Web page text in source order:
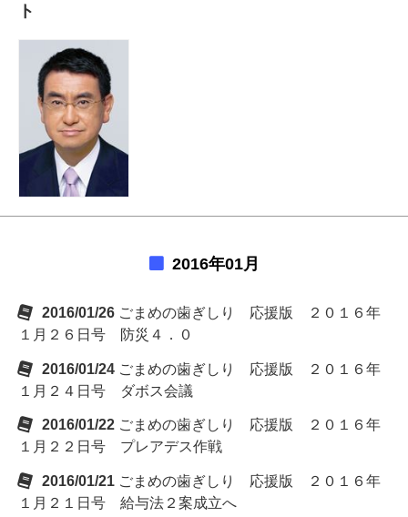
ト
2016年01月
2016/01/26 ごまめの歯ぎしり 応援版 ２０１６年
１月２６日号 防災４．０
2016/01/24 ごまめの歯ぎしり 応援版 ２０１６年
１月２４日号 ダボス会議
2016/01/22 ごまめの歯ぎしり 応援版 ２０１６年
１月２２日号 プレアデス作戦
2016/01/21 ごまめの歯ぎしり 応援版 ２０１６年
１月２１日号 給与法２案成立へ